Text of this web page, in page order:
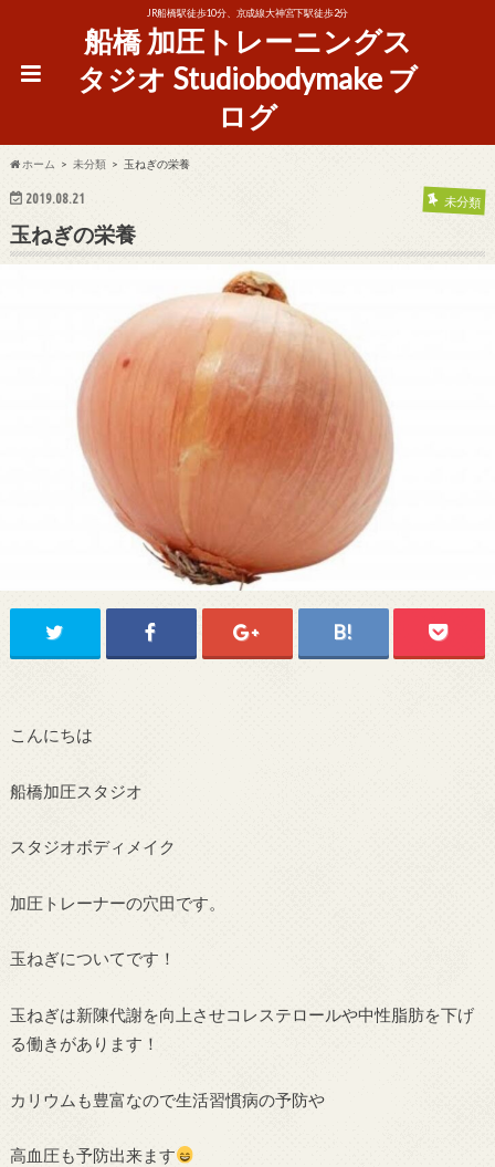
JR船橋駅徒歩10分、京成線大神宮下駅徒歩2分
船橋 加圧トレーニングス
タジオ Studiobodymake ブ
ログ
ホーム 未分類 玉ねぎの栄養
2019.08.21 未分類
玉ねぎの栄養
こんにちは
船橋加圧スタジオ
スタジオボディメイク
加圧トレーナーの穴田です。
玉ねぎについてです！
玉ねぎは新陳代謝を向上させコレステロールや中性脂肪を下げ
る働きがあります！
カリウムも豊富なので生活習慣病の予防や
高血圧も予防出来ます